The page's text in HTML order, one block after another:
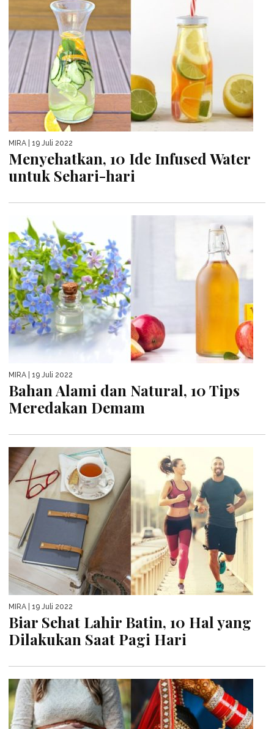
MIRA | 19 Juli 2022
Menyehatkan, 10 Ide Infused Water
untuk Sehari-hari
MIRA | 19 Juli 2022
Bahan Alami dan Natural, 10 Tips
Meredakan Demam
MIRA | 19 Juli 2022
Biar Sehat Lahir Batin, 10 Hal yang
Dilakukan Saat Pagi Hari